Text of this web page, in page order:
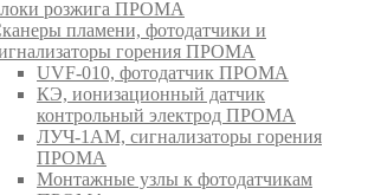
розжига ПРОМА
пламени, фотодатчики и
горения ПРОМА
UVF-010, фотодатчик ПРОМА
КЭ, ионизационный датчик
контрольный электрод ПРОМА
ЛУЧ-1АМ, сигнализаторы горения
ПРОМА
Монтажные узлы к фотодатчикам